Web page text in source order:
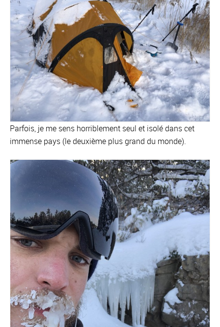
Parfois, je me sens horriblement seul et isolé dans cet
immense pays (le deuxième plus grand du monde).